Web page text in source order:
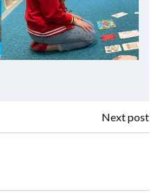
Navegación
las
Next post